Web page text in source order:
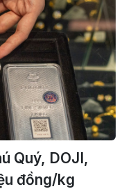
Quý, DOJI,
đồng/kg